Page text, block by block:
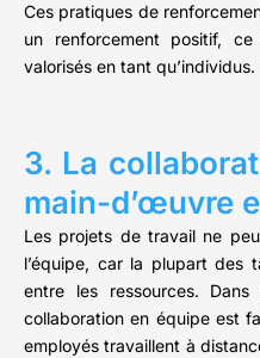
Ces pratiques de
un renforcement positif,
valorisés en tant qu’individus.
3. La
main-d’œuvre
Les projets de travail ne
l’équipe, car la plupart des
entre les ressources.
collaboration en équipe est
employés travaillent à